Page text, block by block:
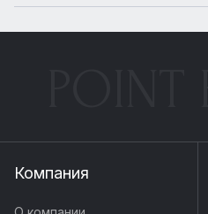
Компания